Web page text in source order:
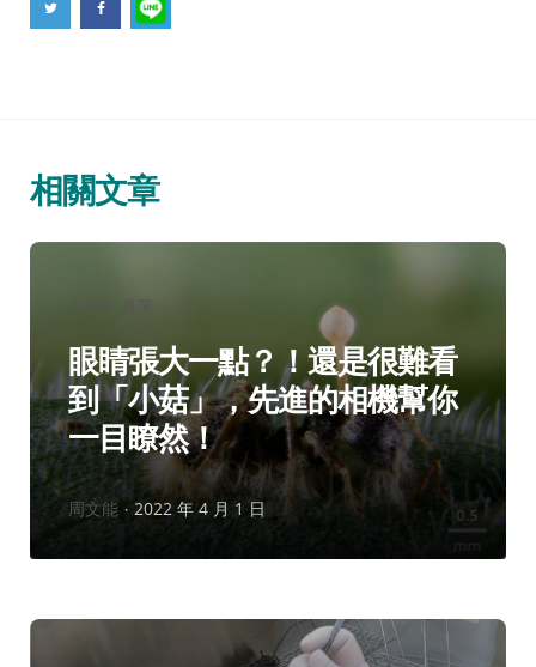
相關文章
類：
眼睛張大一點？！還是很難看
到「小菇」，先進的相機幫你
一目瞭然！
作
周文能 2022 年 4 月 1 日